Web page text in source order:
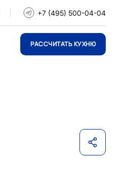
+7 (495) 500-04-04
РАССЧИТАТЬ КУХНЮ